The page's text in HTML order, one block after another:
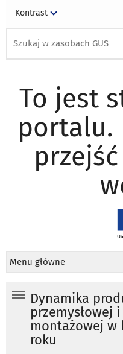
Kontrast
To jest
portalu.
Menu główne
Dynamika
przemysłowej
montażowej w
roku